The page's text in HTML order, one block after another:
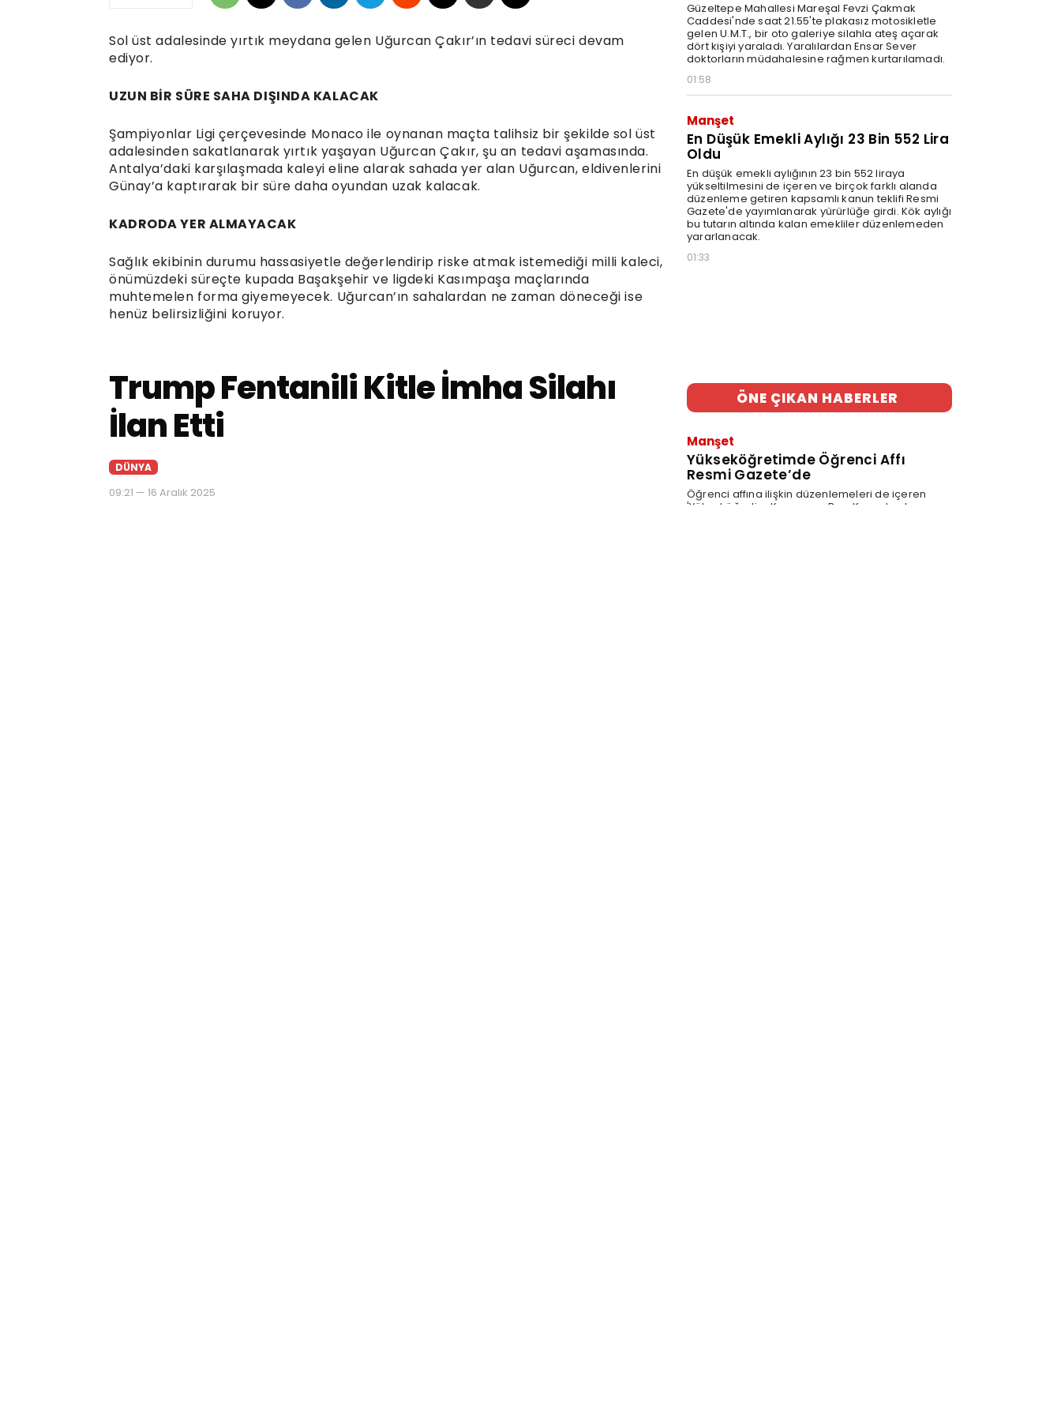
Sol üst adalesinde yırtık meydana gelen Uğurcan Çakır’ın tedavi süreci devam
ediyor.
UZUN BİR SÜRE SAHA DIŞINDA KALACAK
Şampiyonlar Ligi çerçevesinde Monaco ile oynanan maçta talihsiz bir şekilde sol üst
adalesinden sakatlanarak yırtık yaşayan Uğurcan Çakır, şu an tedavi aşamasında.
Antalya’daki karşılaşmada kaleyi eline alarak sahada yer alan Uğurcan, eldivenlerini
Günay’a kaptırarak bir süre daha oyundan uzak kalacak.
KADRODA YER ALMAYACAK
Sağlık ekibinin durumu hassasiyetle değerlendirip riske atmak istemediği milli kaleci,
önümüzdeki süreçte kupada Başakşehir ve ligdeki Kasımpaşa maçlarında
muhtemelen forma giyemeyecek. Uğurcan’ın sahalardan ne zaman döneceği ise
henüz belirsizliğini koruyor.
Güzeltepe Mahallesi Mareşal Fevzi Çakmak
Caddesi'nde saat 21.55'te plakasız motosikletle
gelen U.M.T., bir oto galeriye silahla ateş açarak
dört kişiyi yaraladı. Yaralılardan Ensar Sever
doktorların müdahalesine rağmen kurtarılamadı.
01:58
Manşet
En Düşük Emekli Aylığı 23 Bin 552 Lira
Oldu
En düşük emekli aylığının 23 bin 552 liraya
yükseltilmesini de içeren ve birçok farklı alanda
düzenleme getiren kapsamlı kanun teklifi Resmi
Gazete'de yayımlanarak yürürlüğe girdi. Kök aylığı
bu tutarın altında kalan emekliler düzenlemeden
yararlanacak.
01:33